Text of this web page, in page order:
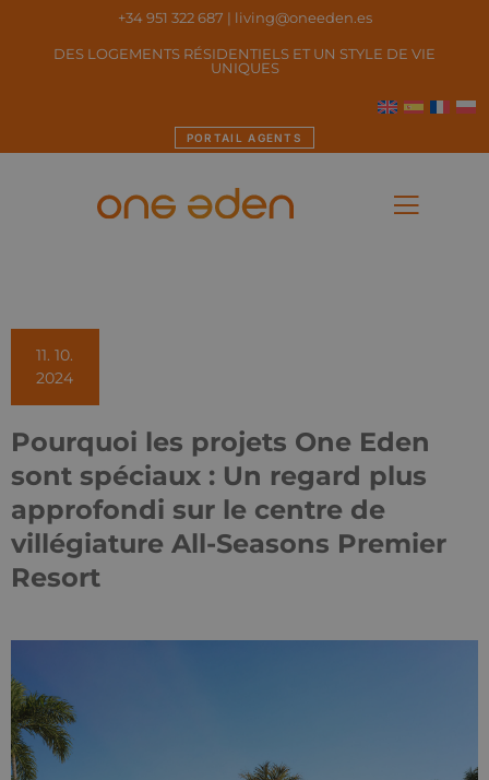
+34 951 322 687 | living@oneeden.es
DES LOGEMENTS RÉSIDENTIELS ET UN STYLE DE VIE
UNIQUES
PORTAIL AGENTS
11. 10.
2024
Pourquoi les projets One Eden
sont spéciaux : Un regard plus
approfondi sur le centre de
villégiature All-Seasons Premier
Resort